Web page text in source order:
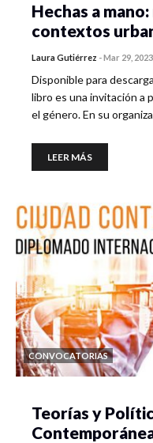
Hechas a
contextos
Laura Gutiérrez -Mar 29, 2023
Disponible para
libro es una invitación a
el género. En su
LEER MÁS
CONVOCATORIAS
Teorías y